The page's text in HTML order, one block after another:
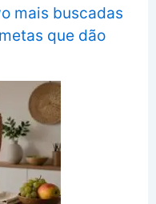
mais buscadas
que dão